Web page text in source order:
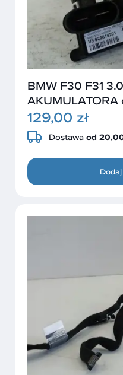
BMW F30 F31
AKUMULATORA
129,00 zł
Dostawa od